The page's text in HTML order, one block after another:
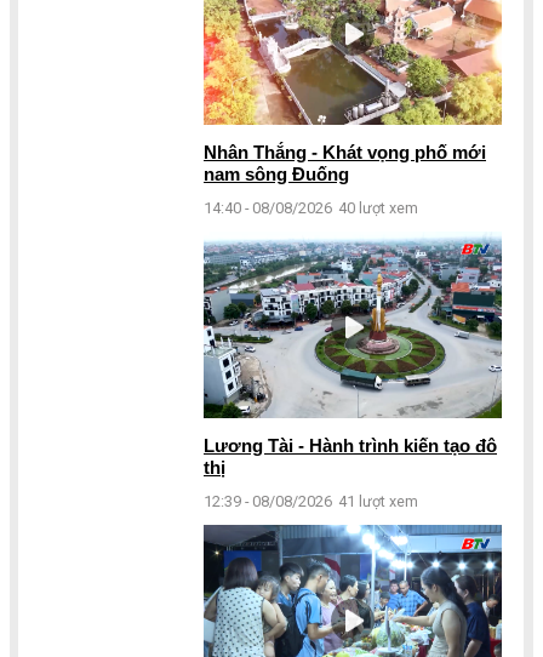
Nhân Thắng - Khát vọng phố mới
nam sông Đuống
14:40 - 08/08/2026 40 lượt xem
Lương Tài - Hành trình kiến tạo đô
thị
12:39 - 08/08/2026 41 lượt xem